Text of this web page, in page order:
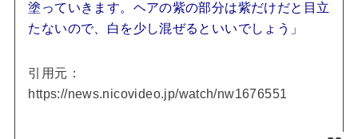
塗っていきます。ヘアの紫の部分は紫だけだと目立
たないので、白を少し混ぜるといいでしょう」
引用元：
https://news.nicovideo.jp/watch/nw1676551